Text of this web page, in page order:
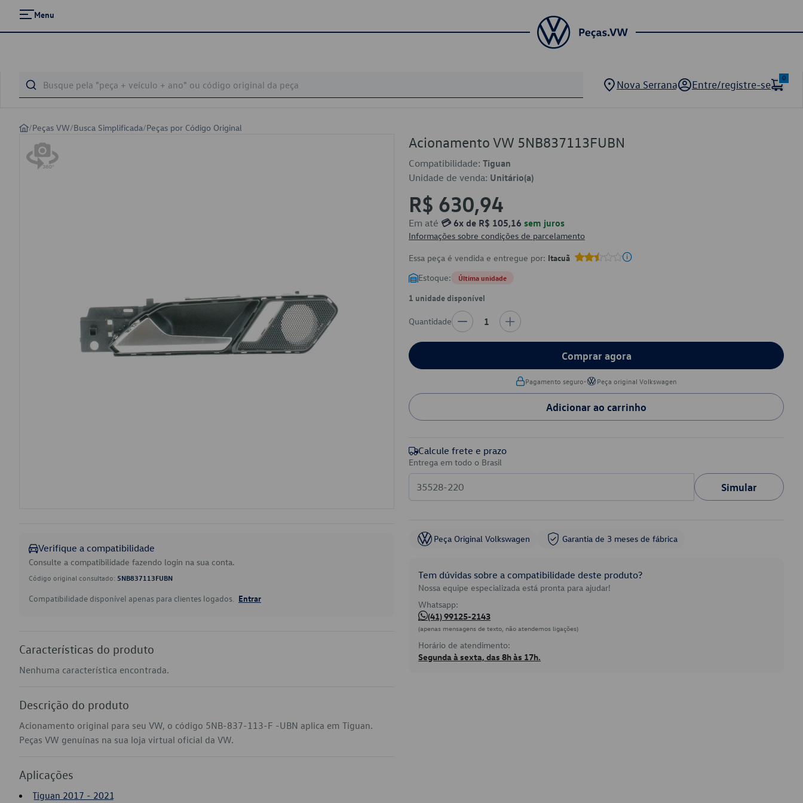
Menu
Nova Serrana Entre/registre-se
0
/Peças VW/Busca Simplificada/Peças por Código Original
Verifique a compatibilidade
Consulte a compatibilidade fazendo login na sua conta.
Código original consultado: 5NB837113FUBN
Compatibilidade disponível apenas para clientes logados. Entrar
Características do produto
Nenhuma característica encontrada.
Descrição do produto
Acionamento original para seu VW, o código 5NB-837-113-F -UBN aplica em Tiguan.
Peças VW genuínas na sua loja virtual oficial da VW.
Aplicações
Tiguan 2017 - 2021
Acionamento VW 5NB837113FUBN
Compatibilidade: Tiguan
Unidade de venda: Unitário(a)
R$ 630,94
Em até 💳 6x de R$ 105,16 sem juros
Informações sobre condições de parcelamento
Essa peça é vendida e entregue por: Itacuã
Estoque: Última unidade
1 unidade disponível
Quantidade 1
Comprar agora
Pagamento seguro• Peça original Volkswagen
Adicionar ao carrinho
Calcule frete e prazo
Entrega em todo o Brasil
Simular
Peça Original Volkswagen Garantia de 3 meses de fábrica
Tem dúvidas sobre a compatibilidade deste produto?
Nossa equipe especializada está pronta para ajudar!
Whatsapp:
(41) 99125-2143
(apenas mensagens de texto, não atendemos ligações)
Horário de atendimento:
Segunda à sexta, das 8h às 17h.